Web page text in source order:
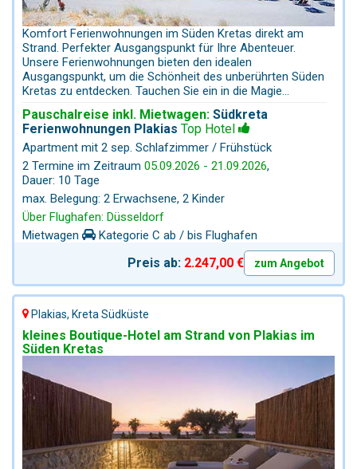
Komfort Ferienwohnungen im Süden Kretas direkt am
Strand. Perfekter Ausgangspunkt für Ihre Abenteuer.
Unsere Ferienwohnungen bieten den idealen
Ausgangspunkt, um die Schönheit des unberührten Süden
Kretas zu entdecken. Tauchen Sie ein in die Magie
fernab des Massentourismus. Die Gegend ist ein seltenes
Juwel mit einer einzigartigen Kombination aus Komfort
und Naturverbundenheit. Highlights für Strandliebhaber
Inklusive Komfort: Liegestühle und Sonnenschirm stehen
Ihnen am Strand kostenfrei zur Verfügung. Schnorchel-
Paradies: Erkunden Sie die faszinierende Unterwasserwelt
am Ende der Dünen. Gönnen Sie sich eine Auszeit in einer
der wenigen exklusiven Ferienwohnungen an Kretas
Südküste. Lassen Sie sich von der Kombination aus
Komfort, Natur und authentischer griechischer
Gastfreundschaft verzaubern. Buchen Sie jetzt und
sichern Sie sich Ihr persönliches Stück Paradies!
Pauschalreise inkl. Mietwagen: Südkreta
Ferienwohnungen Plakias Top Hotel
Apartment mit 2 sep. Schlafzimmer / Frühstück
2 Termine im Zeitraum 05.09.2026 - 21.09.2026,
Dauer: 10 Tage
max. Belegung: 2 Erwachsene, 2 Kinder
Über Flughafen: Düsseldorf
Mietwagen
Kategorie C ab / bis Flughafen
Preis ab: 2.247,00 € zum Angebot
Plakias, Kreta Südküste
kleines Boutique-Hotel am Strand von Plakias im
Süden Kretas